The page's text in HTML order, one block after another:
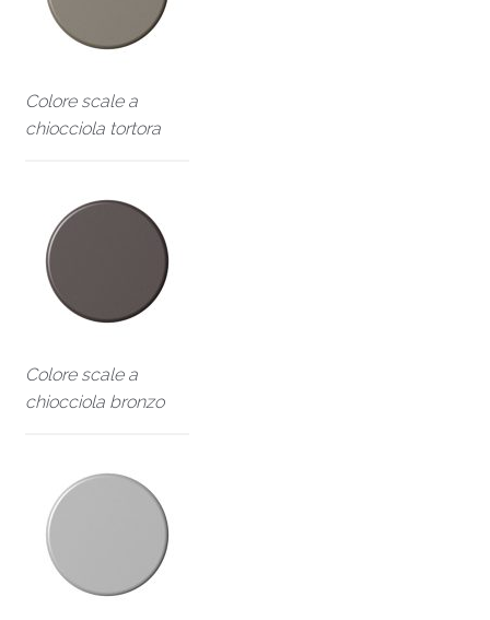
Colore scale a
chiocciola tortora
Colore scale a
chiocciola bronzo